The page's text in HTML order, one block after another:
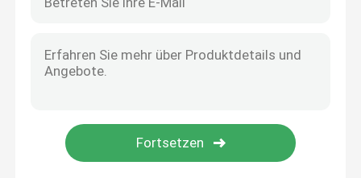
Designer Monogram Bag
Sattel-Schultertasche